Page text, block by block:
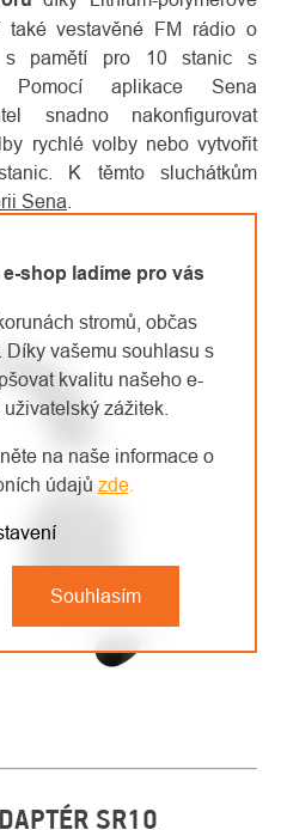
shop ladíme pro vás
stromů, občas
Díky vašemu souhlasu s
kvalitu našeho e-
zážitek.
na naše informace o
údajů zde.
Souhlasím
také vestavěné FM rádio o
s pamětí pro 10 stanic s
Pomocí aplikace Sena
snadno nakonfigurovat
rychlé volby nebo vytvořit
K těmto sluchátkům
Sena
SR10